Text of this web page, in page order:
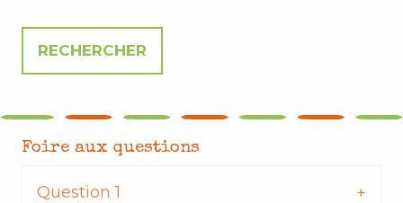
Foire aux questions
Question 1